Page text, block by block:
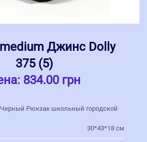
Джинс Dolly
375 (5)
834.00 грн
Черный Рюкзак школьный городской
30*43*18 см